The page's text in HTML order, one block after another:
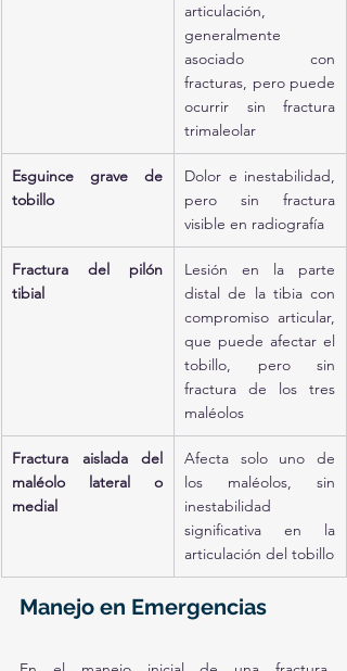
articulación,
generalmente
asociado con
fracturas, pero puede
ocurrir sin fractura
trimaleolar
Esguince grave de
tobillo
Dolor e inestabilidad,
pero sin fractura
visible en radiografía
Fractura del pilón
tibial
Lesión en la parte
distal de la tibia con
compromiso articular,
que puede afectar el
tobillo, pero sin
fractura de los tres
maléolos
Fractura aislada del
maléolo lateral o
medial
Afecta solo uno de
los maléolos, sin
inestabilidad
significativa en la
articulación del tobillo
Manejo en Emergencias